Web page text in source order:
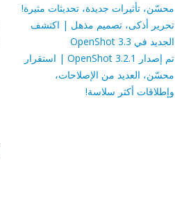
محسّن، تأثيرات جديدة، تحديثات مثيرة!
تحرير أذكى، تصميم مذهل | اكتشف
الجديد في OpenShot 3.3
تم إصدار OpenShot 3.2.1 | استقرار
محسّن، العديد من الإصلاحات،
وإطلاقات أكثر سلاسة!